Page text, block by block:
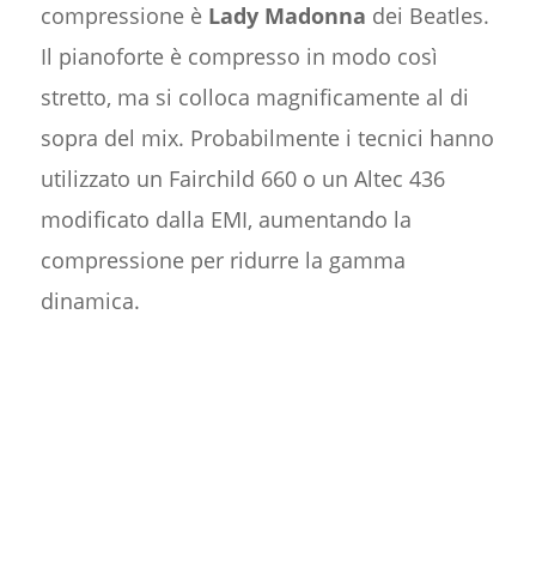
compressione è Lady Madonna dei Beatles.
Il pianoforte è compresso in modo così
stretto, ma si colloca magnificamente al di
sopra del mix. Probabilmente i tecnici hanno
utilizzato un Fairchild 660 o un Altec 436
modificato dalla EMI, aumentando la
compressione per ridurre la gamma
dinamica.